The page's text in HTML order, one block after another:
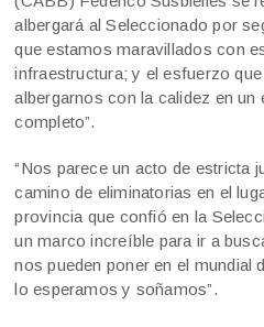
albergará al Seleccionado por
que estamos maravillados con
infraestructura; y el esfuerzo
albergarnos con la calidez en un
completo”.
“Nos parece un acto de estricta
camino de eliminatorias en el
provincia que confió en la
un marco increíble para ir a
nos pueden poner en el mundial
lo esperamos y soñamos”.